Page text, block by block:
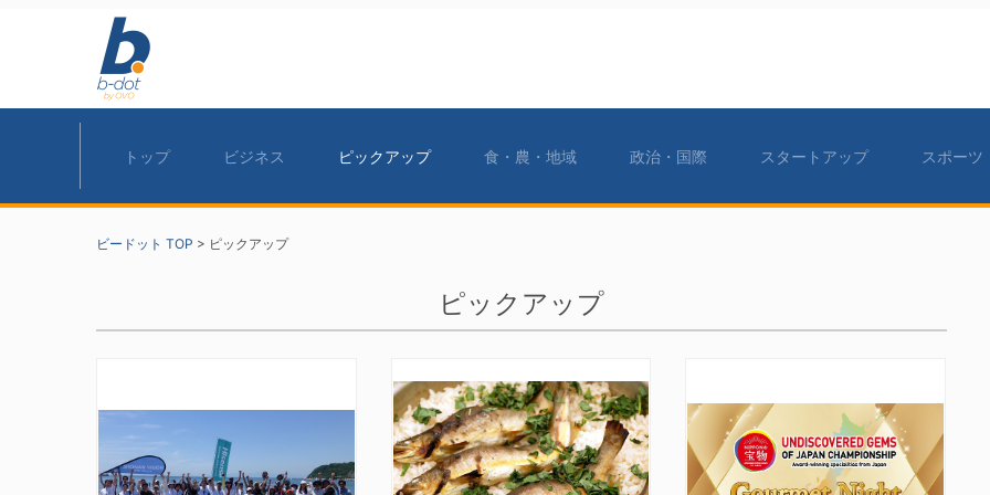
トップ ビジネス ピックアップ 食・農・地域 政治・国際 スタートアップ スポーツ
ビードット TOP > ピックアップ
ピックアップ